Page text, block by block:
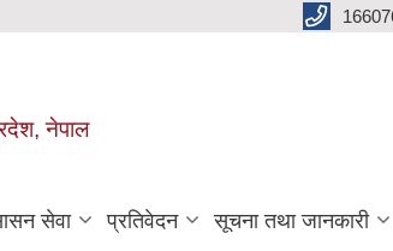
नेपाल
सेवा प्रतिवेदन सूचना तथा जानकारी